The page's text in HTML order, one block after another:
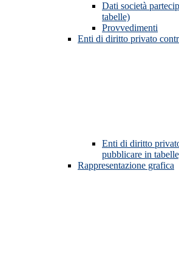
Dati società
tabelle)
Provvedimenti
Enti di diritto privato
Enti di diritto
pubblicare in
Rappresentazione grafica